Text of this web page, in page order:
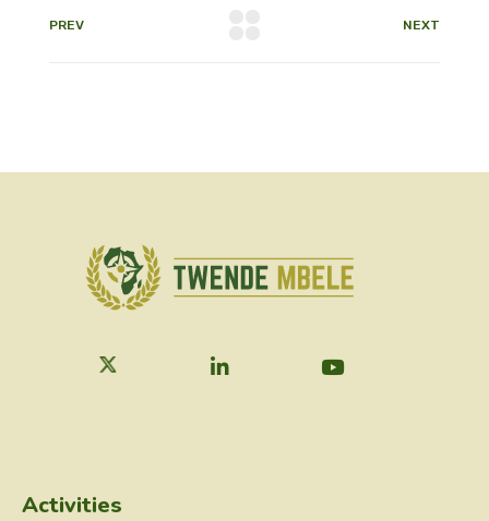
PREV NEXT
Activities